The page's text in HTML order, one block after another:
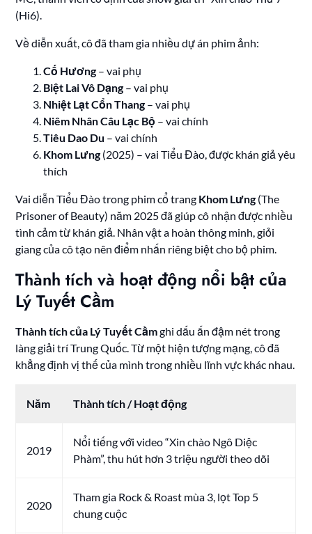
(Hi6).
Về diễn xuất, cô đã tham gia nhiều dự án phim ảnh:
Cố Hương – vai phụ
Biệt Lai Vô Dạng – vai phụ
Nhiệt Lạt Cổn Thang – vai phụ
Niêm Nhân Câu Lạc Bộ – vai chính
Tiêu Dao Du – vai chính
Khom Lưng (2025) – vai Tiểu Đào, được khán giả yêu
thích
Vai diễn Tiểu Đào trong phim cổ trang Khom Lưng (The
Prisoner of Beauty) năm 2025 đã giúp cô nhận được nhiều
tình cảm từ khán giả. Nhân vật a hoàn thông minh, giỏi
giang của cô tạo nên điểm nhấn riêng biệt cho bộ phim.
Thành tích và hoạt động nổi bật của
Lý Tuyết Cầm
Thành tích của Lý Tuyết Cầmghi dấu ấn đậm nét trong
làng giải trí Trung Quốc. Từ một hiện tượng mạng, cô đã
khẳng định vị thế của mình trong nhiều lĩnh vực khác nhau.
Năm Thành tích / Hoạt động
2019
Nổi tiếng với video “Xin chào Ngô Diệc
Phàm”, thu hút hơn 3 triệu người theo dõi
2020
Tham gia Rock & Roast mùa 3, lọt Top 5
chung cuộc